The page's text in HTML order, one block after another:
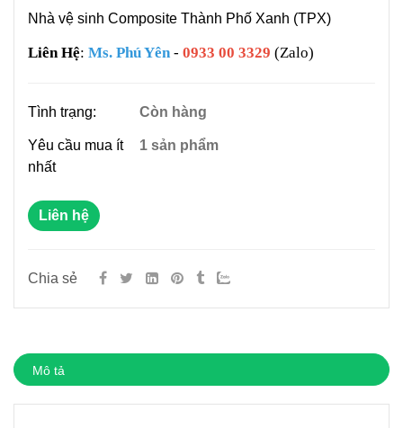
Nhà vệ sinh Composite Thành Phố Xanh (TPX)
Liên Hệ: Ms. Phú Yên - 0933 00 3329 (Zalo)
Tình trạng: Còn hàng
Yêu cầu mua ít
nhất
1 sản phẩm
Liên hệ
Chia sẻ
Mô tả